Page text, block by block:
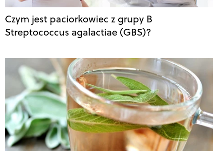
Czym jest paciorkowiec z grupy B
Streptococcus agalactiae (GBS)?